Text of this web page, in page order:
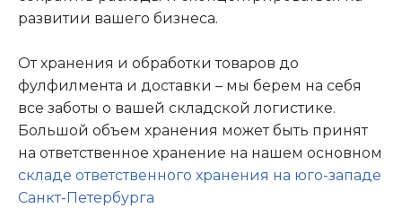
развитии вашего бизнеса.
От хранения и обработки товаров до
фулфилмента и доставки – мы берем на себя
все заботы о вашей складской логистике.
Большой объем хранения может быть принят
на ответственное хранение на нашем основном
складе ответственного хранения на юго-западе
Санкт-Петербурга